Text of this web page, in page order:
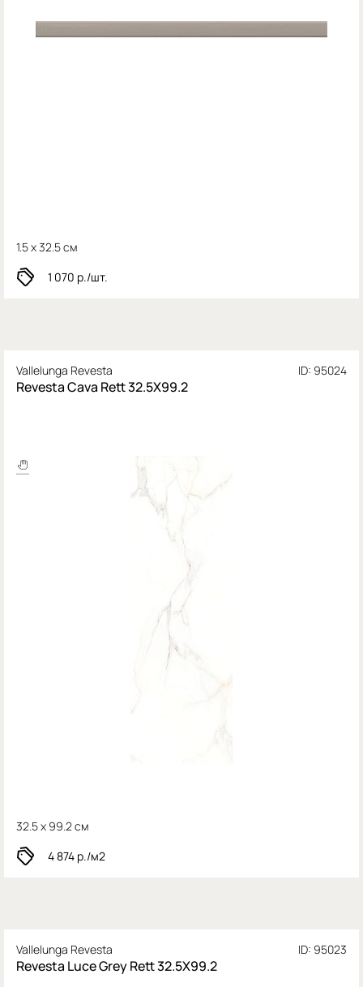
1.5 x 32.5 см
1 070 р./шт.
Vallelunga Revesta ID: 95024
Revesta Cava Rett 32.5X99.2
32.5 x 99.2 см
4 874 р./м2
Vallelunga Revesta ID: 95023
Revesta Luce Grey Rett 32.5X99.2